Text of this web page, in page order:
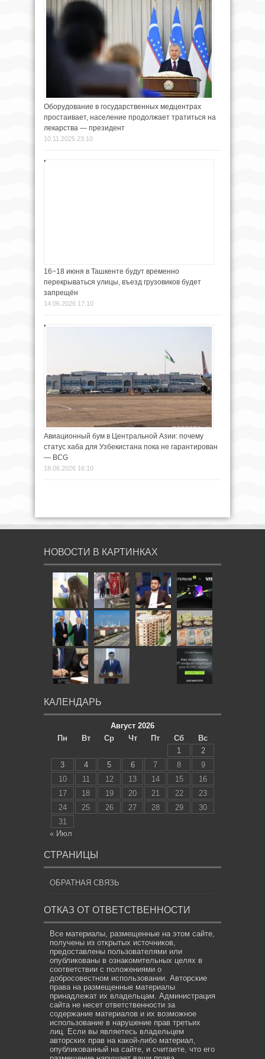
Оборудование в государственных медцентрах
простаивает, население продолжает тратиться на
лекарства — президент
10.11.2025 23:10
16−18 июня в Ташкенте будут временно
перекрываться улицы, въезд грузовиков будет
запрещён
14.06.2026 17:10
Авиационный бум в Центральной Азии: почему
статус хаба для Узбекистана пока не гарантирован
— BCG
18.06.2026 16:10
НОВОСТИ В КАРТИНКАХ
КАЛЕНДАРЬ
Август 2026
Пн
Вт Ср Чт Пт Сб
Вс
1
2
3
4 5 6 7 8
9
10
11 12 13 14 15
16
17
18 19 20 21 22
23
24
25 26 27 28 29
30
31
« Июл
СТРАНИЦЫ
ОБРАТНАЯ СВЯЗЬ
ОТКАЗ ОТ ОТВЕТСТВЕННОСТИ
Все материалы, размещенные на этом сайте,
получены из открытых источников,
предоставлены пользователями или
опубликованы в ознакомительных целях в
соответствии с положениями о
добросовестном использовании. Авторские
права на размещенные материалы
принадлежат их владельцам. Администрация
сайта не несет ответственности за
содержание материалов и их возможное
использование в нарушение прав третьих
лиц. Если вы являетесь владельцем
авторских прав на какой-либо материал,
опубликованный на сайте, и считаете, что его